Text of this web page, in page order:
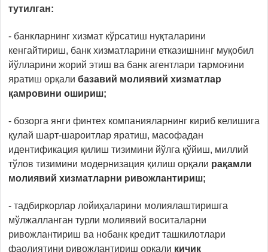
тутилган:
- банкларнинг хизмат кўрсатиш нуқталарини
кенгайтириш, банк хизматларини етказишнинг муқобил
йўлларини жорий этиш ва банк агентлари тармоғини
яратиш орқали базавий молиявий хизматлар
қамровини ошириш;
- бозорга янги финтех компанияларнинг кириб келишига
қулай шарт-шароитлар яратиш, масофадан
идентификация қилиш тизимини йўлга қўйиш, миллий
тўлов тизимини модернизация қилиш орқали рақамли
молиявий хизматларни ривожлантириш;
- тадбиркорлар лойиҳаларини молиялаштиришга
мўлжалланган турли молиявий воситаларни
ривожлантириш ва нобанк кредит ташкилотлари
фаолиятини ривожлантириш орқали кичик